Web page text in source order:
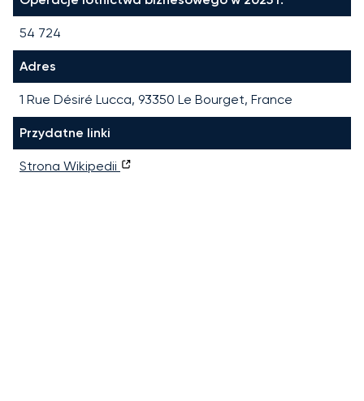
54 724
Adres
1 Rue Désiré Lucca, 93350 Le Bourget, France
Przydatne linki
Strona Wikipedii